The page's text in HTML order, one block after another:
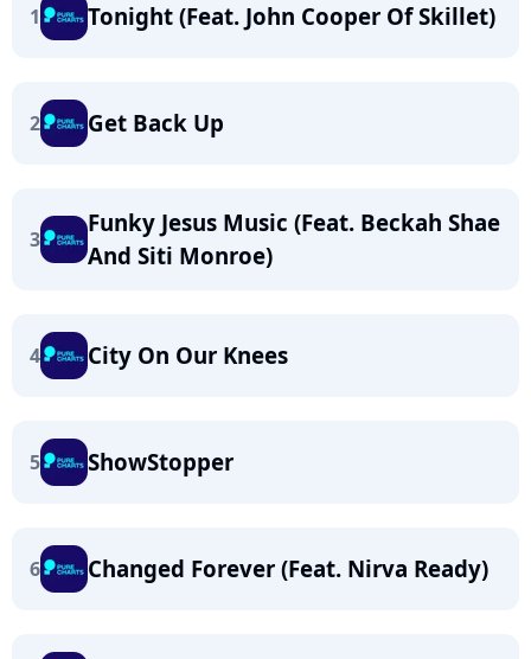
1 Tonight (Feat. John Cooper Of Skillet)
2 Get Back Up
3
Funky Jesus Music (Feat. Beckah Shae
And Siti Monroe)
4 City On Our Knees
5 ShowStopper
6 Changed Forever (Feat. Nirva Ready)